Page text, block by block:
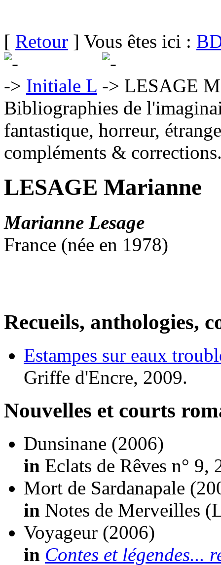
[ Retour ] Vous êtes ici :
Initiale L
LESAGE
Bibliographies de
fantastique, horreur,
compléments &
LESAGE Marianne
Marianne Lesage
France (née en 1978)
Recueils, anthologies,
Estampes sur eaux
Griffe d'Encre, 2009.
Nouvelles et courts
Dunsinane (2006)
in Eclats de Rêves n° 9,
Mort de Sardanapale
in Notes de Merveilles
Voyageur (2006)
in Contes et légendes...